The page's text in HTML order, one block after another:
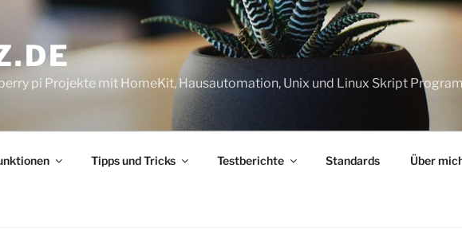
pi Projekte mit HomeKit, Hausautomation, Unix und Linux Skript
Tipps und Tricks Testberichte Standards Über